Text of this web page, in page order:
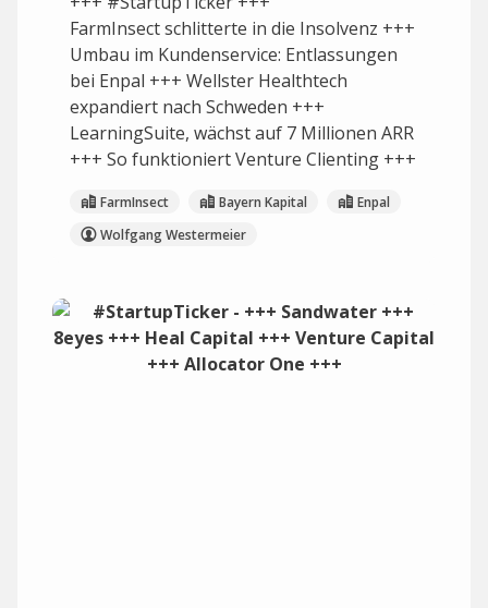
FarmInsect schlitterte in die Insolvenz +++
Umbau im Kundenservice: Entlassungen
bei Enpal +++ Wellster Healthtech
expandiert nach Schweden +++
LearningSuite, wächst auf 7 Millionen ARR
+++ So funktioniert Venture Clienting +++
FarmInsect Bayern Kapital
Enpal
Wolfgang Westermeier